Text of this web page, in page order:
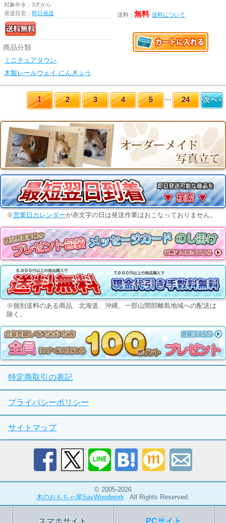
対象年令：3才から
発送目安：即日発送
商品分類
ミニチュアタウン
木製レールウェイ にんぎょう
送料：無料 送料について
1 2 3 4 5 24
※営業日カレンダーが赤文字の日は発送作業はおこなっておりません。
※個別送料のある商品、北海道、沖縄、一部山間部離島地域への配送は
除く。
特定商取引の表記
プライバシーポリシー
サイトマップ
© 2005-2026
木のおもちゃ屋SayWoodwork . All Rights Reserved.
スマホサイト PCサイト